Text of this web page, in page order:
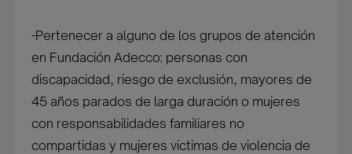
-Pertenecer a alguno de los grupos de atención
en Fundación Adecco: personas con
discapacidad, riesgo de exclusión, mayores de
45 años parados de larga duración o mujeres
con responsabilidades familiares no
compartidas y mujeres victimas de violencia de